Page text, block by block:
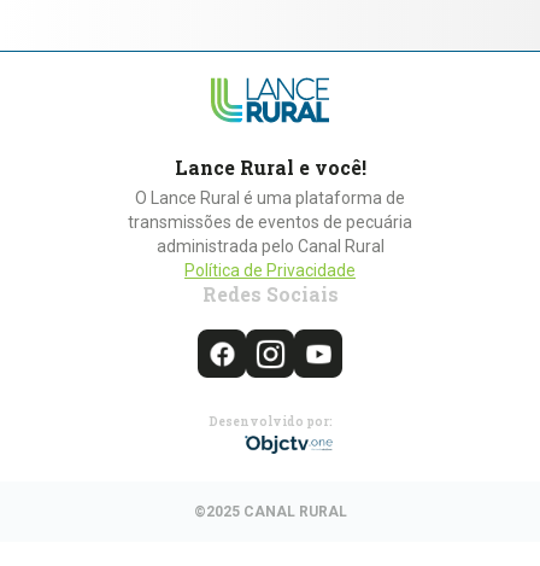
Lance Rural e você!
O Lance Rural é uma plataforma de
transmissões de eventos de pecuária
administrada pelo Canal Rural
Política de Privacidade
Redes Sociais
Desenvolvido por:
©2025 CANAL RURAL